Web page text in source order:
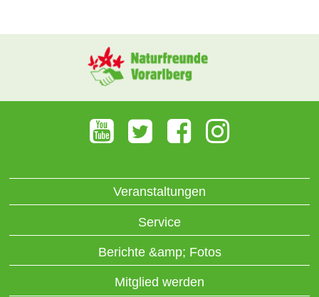
Veranstaltungen
Service
Berichte &amp; Fotos
Mitglied werden